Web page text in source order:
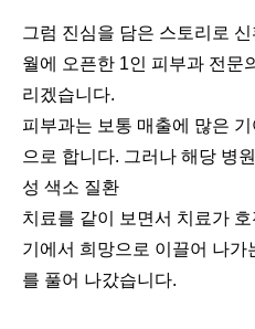
그럼 진심을 담은 스토리로
월에 오픈한 1인 피부과 전문
리겠습니다.
피부과는 보통 매출에 많은
으로 합니다. 그러나 해당 병
성 색소 질환
치료를 같이 보면서 치료가
기에서 희망으로 이끌어 나가
를 풀어 나갔습니다.